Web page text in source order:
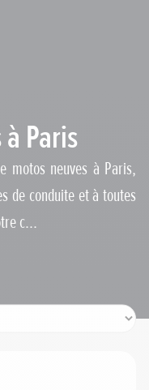
Paris
motos neuves à Paris,
de conduite et à toutes
c...